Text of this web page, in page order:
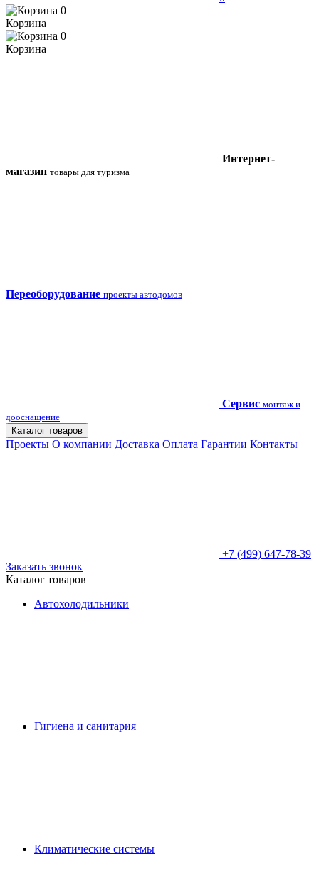
0
Корзина
0
Корзина
Интернет-
магазин товары для туризма
Переоборудование проекты автодомов
Сервис монтаж и
дооснащение
Каталог товаров
Проекты О компании Доставка Оплата Гарантии Контакты
+7 (499) 647-78-39
Заказать звонок
Каталог товаров
Автохолодильники
Гигиена и санитария
Климатические системы